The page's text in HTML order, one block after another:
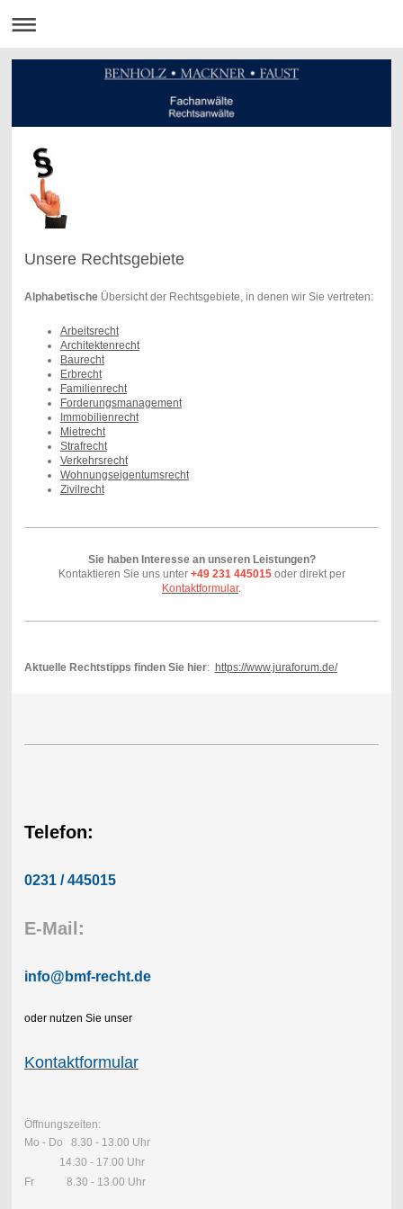
Unsere Rechtsgebiete
AlphabetischeÜbersicht der Rechtsgebiete, in denen wir Sie vertreten:
Arbeitsrecht
Architektenrecht
Baurecht
Erbrecht
Familienrecht
Forderungsmanagement
Immobilienrecht
Mietrecht
Strafrecht
Verkehrsrecht
Wohnungseigentumsrecht
Zivilrecht
Sie haben Interesse an unseren Leistungen?
Kontaktieren Sie uns unter +49 231 445015oder direkt per
Kontaktformular.
Aktuelle Rechtstipps finden Sie hier: https://www.juraforum.de/
Telefon:
0231 / 445015
E-Mail:
info@bmf-recht.de
oder nutzen Sie unser
Kontaktformular
Öffnungszeiten:
Mo - Do 8.30 - 13.00 Uhr
14.30 - 17.00 Uhr
Fr 8.30 - 13.00 Uhr